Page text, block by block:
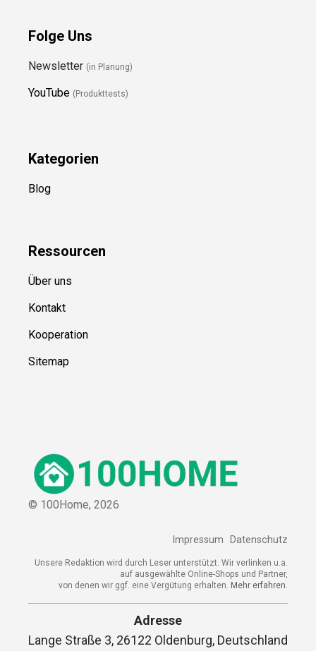
Folge Uns
Newsletter (in Planung)
YouTube (Produkttests)
Kategorien
Blog
Ressourcen
Über uns
Kontakt
Kooperation
Sitemap
© 100Home, 2026
Impressum Datenschutz
Unsere Redaktion wird durch Leser unterstützt. Wir verlinken u.a.
auf ausgewählte Online-Shops und Partner,
von denen wir ggf. eine Vergütung erhalten. Mehr erfahren.
Adresse
Lange Straße 3, 26122 Oldenburg, Deutschland